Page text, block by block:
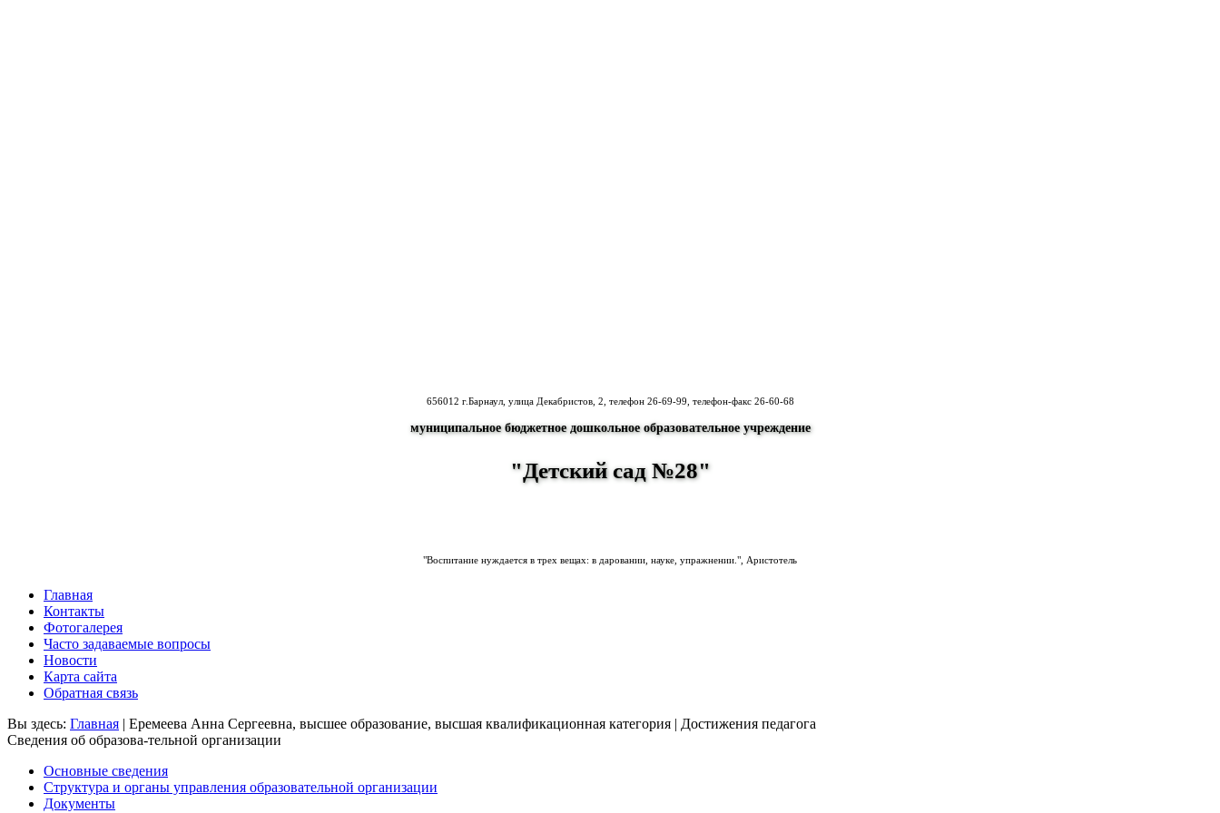
656012 г.Барнаул, улица Декабристов, 2, телефон 26-69-99 , телефон-факс 26-60-68
муниципальное бюджетное дошкольное образовательное учреждение
"Детский сад №28"
"Воспитание нуждается в трех вещах: в даровании, науке, упражнении.", Аристотель
Главная
Контакты
Фотогалерея
Часто задаваемые вопросы
Новости
Карта сайта
Обратная связь
Вы здесь: Главная | Еремеева Анна Сергеевна, высшее образование, высшая квалификационная категория | Достижения педагога
Сведения об образова-тельной организации
Основные сведения
Структура и органы управления образовательной организации
Документы